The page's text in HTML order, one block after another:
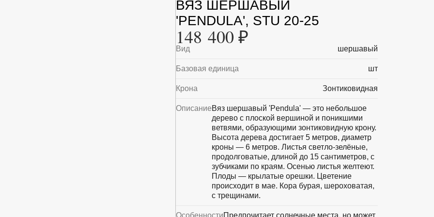
ВЯЗ ШЕРШАВЫЙ
'PENDULA', STU 20-25
148 400 ₽
Вид шершавый
Базовая единица шт
Крона Зонтиковидная
ОписаниеВяз шершавый 'Pendula' — это небольшое
дерево с плоской вершиной и поникшими
ветвями, образующими зонтиковидную крону.
Высота дерева достигает 5 метров, диаметр
кроны — 6 метров. Листья светло-зелёные,
продолговатые, длиной до 15 сантиметров, с
зубчиками по краям. Осенью листья желтеют.
Плоды — крылатые орешки. Цветение
происходит в мае. Кора бурая, шероховатая,
с трещинами.
ОсобенностиПредпочитает солнечные места, но может